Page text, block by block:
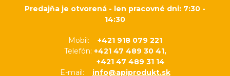
Predajňa je otvorená - len pracovné dni: 7:30 -
14:30
Mobil: +421 918 079 221
Telefón: +421 47 489 30 41,
+421 47 489 31 14
E-mail: info@apiprodukt.sk